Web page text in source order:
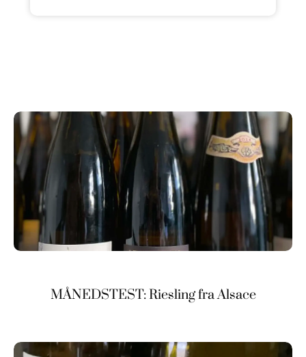
MÅNEDSTEST: Riesling fra Alsace